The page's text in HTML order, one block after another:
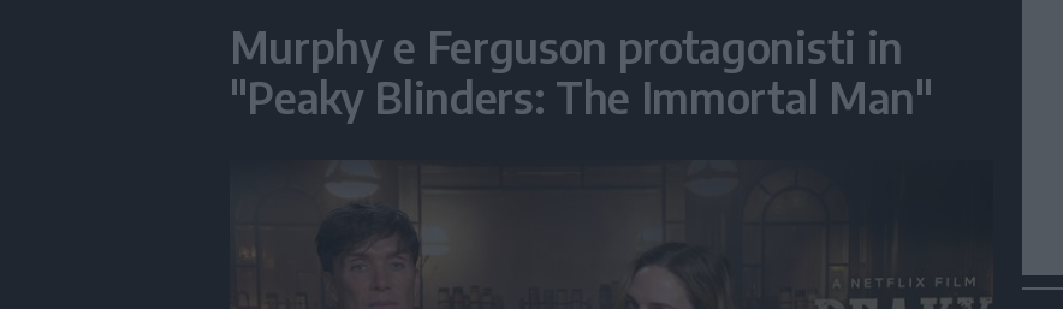
Murphy e Ferguson protagonisti in
"Peaky Blinders: The Immortal Man"